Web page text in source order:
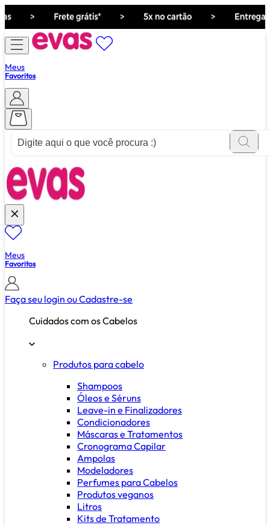
Meus
Favoritos
Meus
Favoritos
Faça seu login ouCadastre-se
Cuidados com os Cabelos
Produtos para cabelo
Shampoos
Óleos e Séruns
Leave-in e Finalizadores
Condicionadores
Máscaras e Tratamentos
Cronograma Capilar
Ampolas
Modeladores
Perfumes para Cabelos
Produtos veganos
Litros
Kits de Tratamento